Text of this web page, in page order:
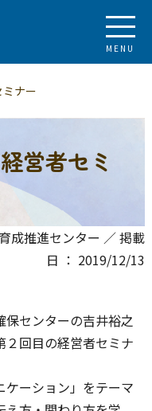
MENU
ナー
営者セミ
成推進センター ／ 掲載
日 ： 2019/12/13
センターの吉井裕之
回目の経営者セミナ
ーション」をテーマ